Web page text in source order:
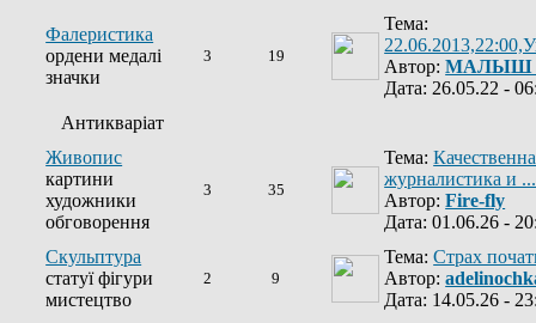
Фалеристика
ордени медалі
значки
3 19
Тема:
Автор:МАЛЫШ
Дата: 26.05.22 -
Антикваріат
Живопис
картини
художники
обговорення
3 35
Тема:
журналистика и
Автор:Fire-fly
Дата: 01.06.26 -
Скульптура
статуї фігури
мистецтво
2 9
Тема:Страх
Автор:
Дата: 14.05.26 -